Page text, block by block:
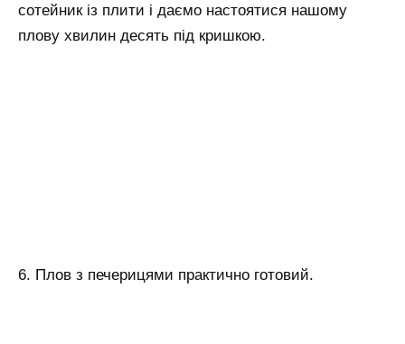
сотейник із плити і даємо настоятися нашому
плову хвилин десять під кришкою.
6. Плов з печерицями практично готовий.